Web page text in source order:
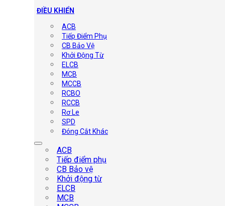
ĐIỀU KHIỂN
ACB
Tiếp Điểm Phụ
CB Bảo Vệ
Khởi Động Từ
ELCB
MCB
MCCB
RCBO
RCCB
Rơ Le
SPD
Đóng Cắt Khác
ACB
Tiếp điểm phụ
CB Bảo vệ
Khởi động từ
ELCB
MCB